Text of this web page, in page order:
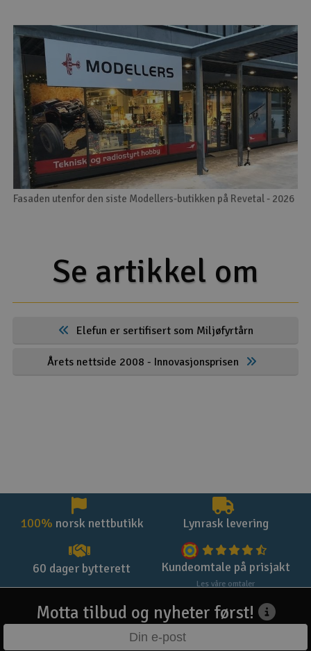
Fasaden utenfor den siste Modellers-butikken på Revetal - 2026
Se artikkel om
Elefun er sertifisert som Miljøfyrtårn
Årets nettside 2008 - Innovasjonsprisen
100% norsk nettbutikk Lynrask levering
60 dager bytterett Kundeomtale på prisjakt
Les våre omtaler
Motta tilbud og nyheter først!